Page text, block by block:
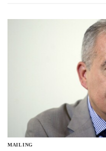
caratteristiche peculiari:
all’interno della famiglia;
ha eguali in altre Nazioni
MAILING